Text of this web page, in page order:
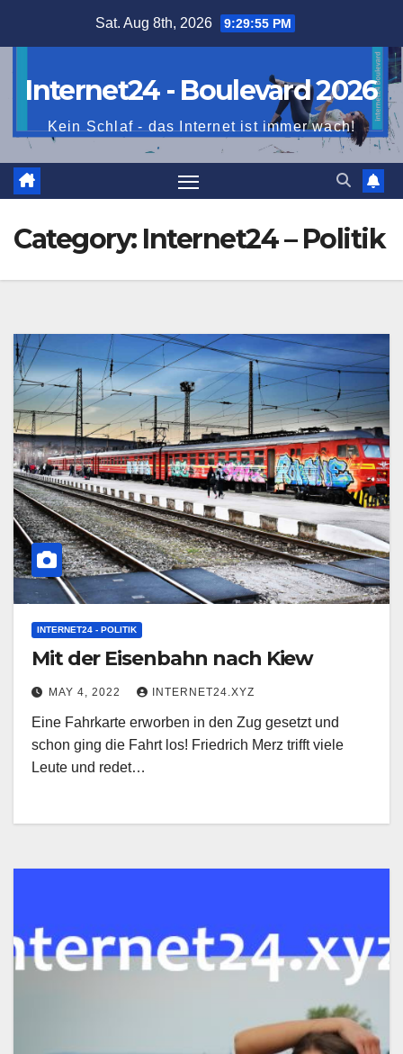
Sat. Aug 8th, 2026 9:29:56 PM
Internet24 - Boulevard 2026
Kein Schlaf - das Internet ist immer wach!
Category: Internet24 – Politik
INTERNET24 - POLITIK
Mit der Eisenbahn nach Kiew
MAY 4, 2022 INTERNET24.XYZ
Eine Fahrkarte erworben in den Zug gesetzt und
schon ging die Fahrt los! Friedrich Merz trifft viele
Leute und redet…